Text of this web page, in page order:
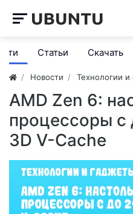
Статьи Скачать
Новости Технологии
AMD Zen 6:
процессоры с
3D V-Cache